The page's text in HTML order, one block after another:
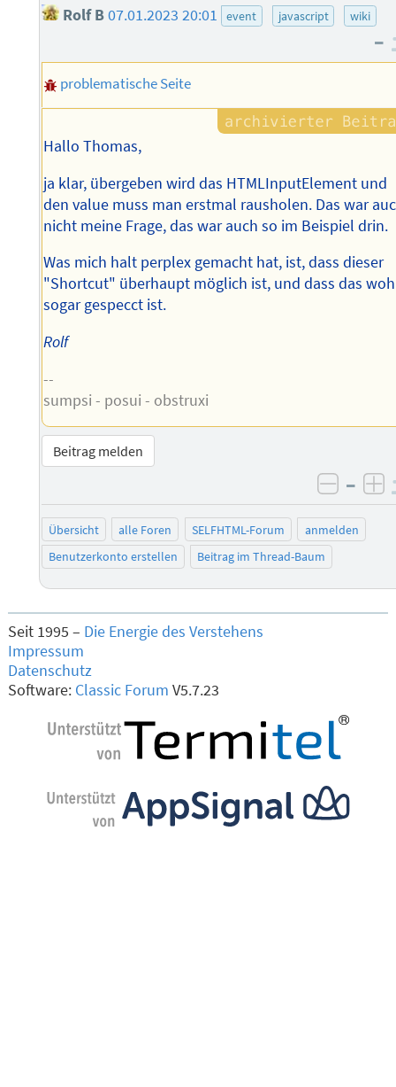
Rolf B07.01.2023 20:01 event javascript wiki
–
problematische Seite
Hallo Thomas,
ja klar, übergeben wird das HTMLInputElement und
den value muss man erstmal rausholen. Das war
nicht meine Frage, das war auch so im Beispiel drin.
Was mich halt perplex gemacht hat, ist, dass dieser
"Shortcut" überhaupt möglich ist, und dass das
sogar gespecct ist.
Rolf
--
sumpsi - posui - obstruxi
Beitrag melden
–
Übersicht alle Foren SELFHTML-Forum
anmelden
Benutzerkonto erstellen
Beitrag im Thread-Baum
Seit 1995 – Die Energie des Verstehens
Impressum
Datenschutz
Software: Classic Forum V5.7.23